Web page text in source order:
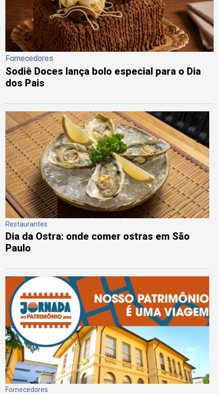
Fornecedores
Sodiê Doces lança bolo especial para o Dia
dos Pais
Restaurantes
Dia da Ostra: onde comer ostras em São
Paulo
Fornecedores